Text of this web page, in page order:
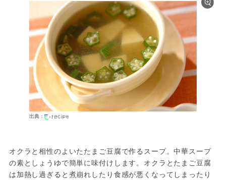
出典：
オクラと相性のよいたたまご豆腐で作るスープ。中華スープ
の素としょうゆで簡単に味付けします。オクラとたまご豆腐
は加熱し過ぎると煮崩れしたり食感が悪くなってしまったり